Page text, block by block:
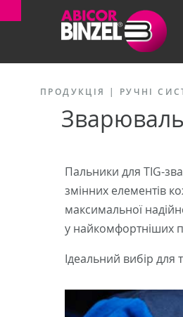
ПРОДУКЦІЯ | РУЧНІ
Пальники для TIG-
змінних елементів
максимальної
у найкомфортніших
Ідеальний вибір